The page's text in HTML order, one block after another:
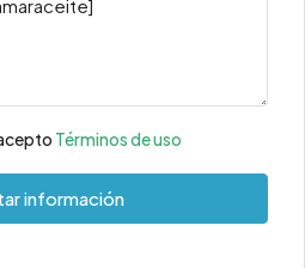
Términos de uso
información